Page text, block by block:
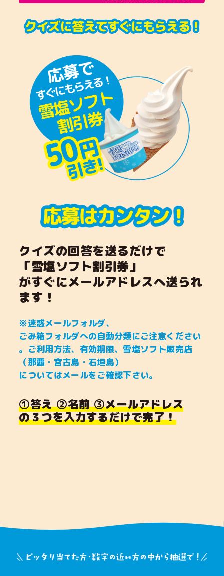
クイズの回答を送るだけで
「雪塩ソフト割引券」
がすぐにメールアドレスへ送られ
ます！
※迷惑メールフォルダ、
ごみ箱フォルダへの自動分類にご注意ください
。ご利用方法、有効期限、雪塩ソフト販売店
（那覇・宮古島・石垣島）
についてはメールをご確認下さい。
①答え ②名前 ③メールアドレス
の３つを入力するだけで完了！